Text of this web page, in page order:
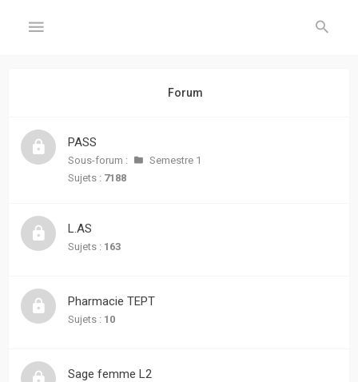
Inscription
FORUM
sans
réponse
actifs
Forum
PASS
Sous-forum :
Semestre 1
Sujets : 7188
L.AS
Sujets : 163
Pharmacie TEPT
Sujets : 10
Sage femme L2